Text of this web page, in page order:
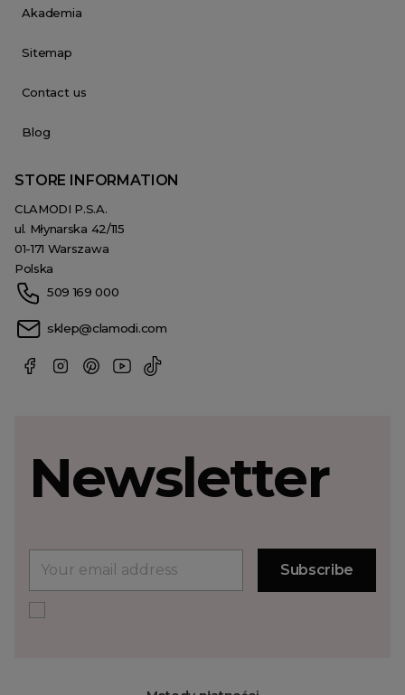
Akademia
Sitemap
Contact us
Blog
STORE INFORMATION
CLAMODI P.S.A.
ul. Młynarska 42/115
01-171 Warszawa
Polska
509 169 000
sklep@clamodi.com
Newsletter